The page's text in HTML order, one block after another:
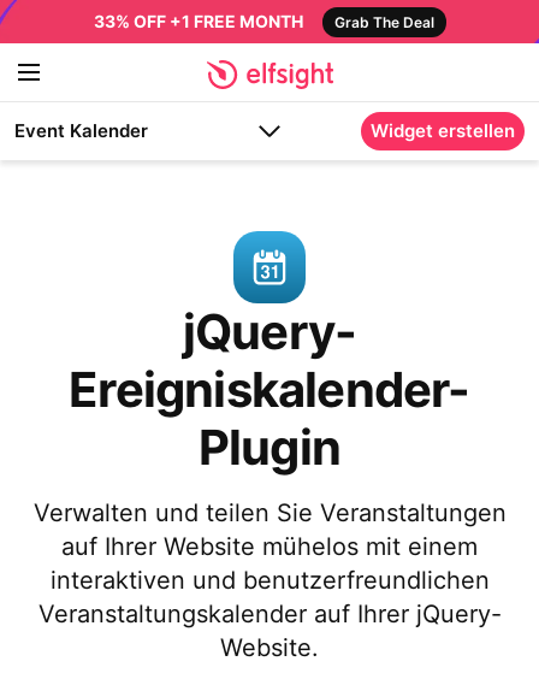
33% OFF +1 FREE MONTH Grab The Deal
Event Kalender Widget erstellen
jQuery-
Ereigniskalender-
Plugin
Verwalten und teilen Sie Veranstaltungen
auf Ihrer Website mühelos mit einem
interaktiven und benutzerfreundlichen
Veranstaltungskalender auf Ihrer jQuery-
Website.